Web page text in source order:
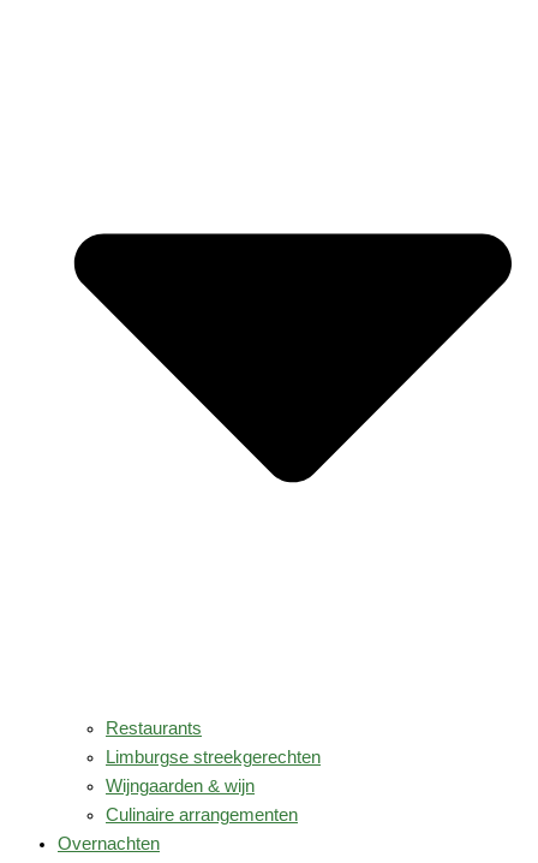
Restaurants
Limburgse streekgerechten
Wijngaarden & wijn
Culinaire arrangementen
Overnachten